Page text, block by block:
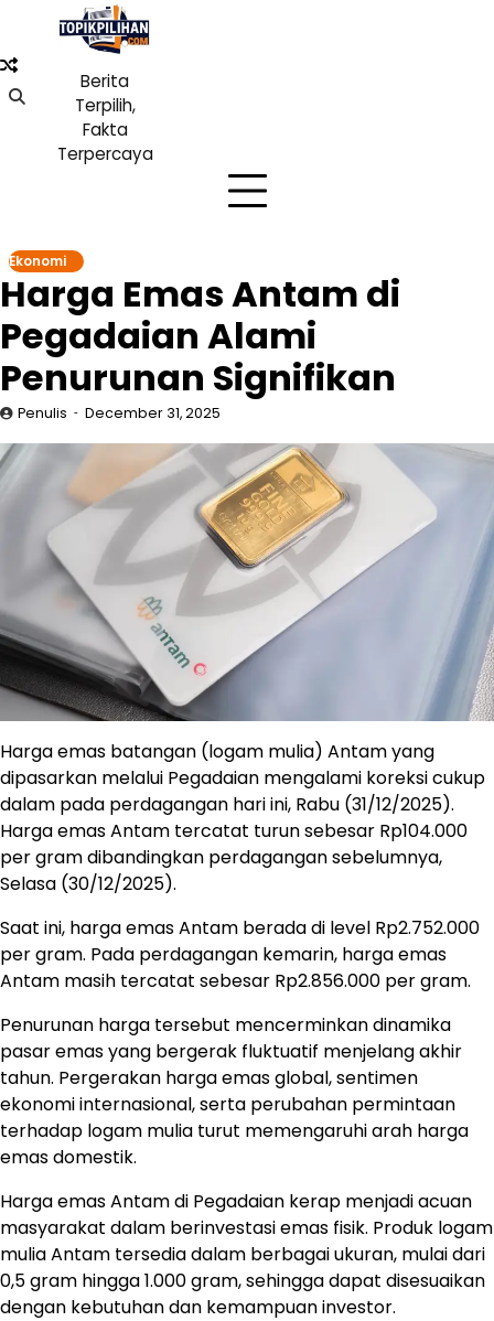
content
Berita
Terpilih,
Fakta
Terpercaya
Ekonomi
Harga Emas Antam di
Pegadaian Alami
Penurunan Signifikan
Penulis December 31, 2025
Harga emas batangan (logam mulia) Antam yang
dipasarkan melalui Pegadaian mengalami koreksi cukup
dalam pada perdagangan hari ini, Rabu (31/12/2025).
Harga emas Antam tercatat turun sebesar Rp104.000
per gram dibandingkan perdagangan sebelumnya,
Selasa (30/12/2025).
Saat ini, harga emas Antam berada di level Rp2.752.000
per gram. Pada perdagangan kemarin, harga emas
Antam masih tercatat sebesar Rp2.856.000 per gram.
Penurunan harga tersebut mencerminkan dinamika
pasar emas yang bergerak fluktuatif menjelang akhir
tahun. Pergerakan harga emas global, sentimen
ekonomi internasional, serta perubahan permintaan
terhadap logam mulia turut memengaruhi arah harga
emas domestik.
Harga emas Antam di Pegadaian kerap menjadi acuan
masyarakat dalam berinvestasi emas fisik. Produk logam
mulia Antam tersedia dalam berbagai ukuran, mulai dari
0,5 gram hingga 1.000 gram, sehingga dapat disesuaikan
dengan kebutuhan dan kemampuan investor.